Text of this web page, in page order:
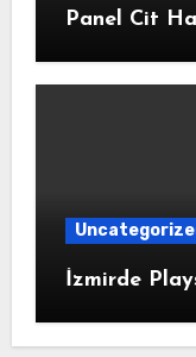
Panel Cit
İzmirde